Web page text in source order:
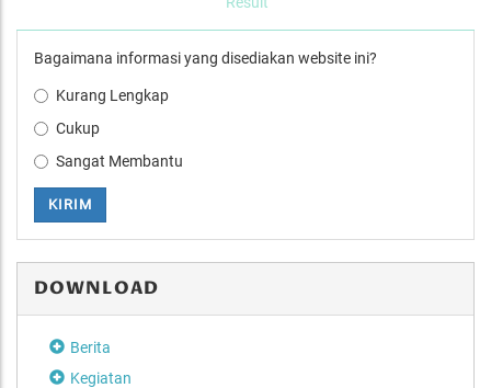
Bagaimana informasi yang disediakan website ini?
Kurang Lengkap
Cukup
Sangat Membantu
KIRIM
DOWNLOAD
Berita
Kegiatan